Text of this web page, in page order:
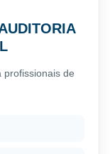
profissionais de